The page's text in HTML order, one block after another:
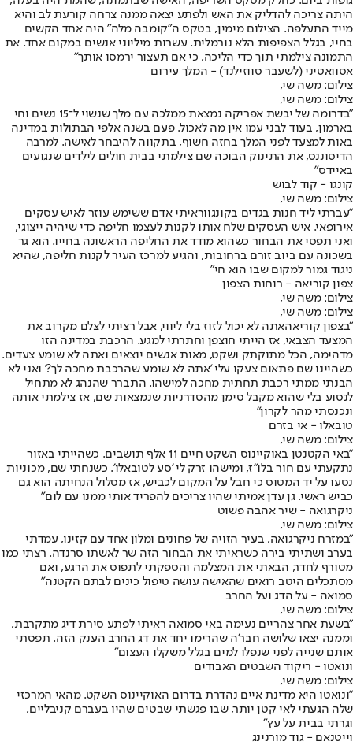
היתה צריכה להדליק את האש ולפתע יצאה ממנה צרחה קורעת לב והיא
מייד התעלפה. הצילום מימין, בטקס ה"קומבה מלה" היה אחד הקשים
בחיי, בגלל הצפיפות הלא נורמלית. עשרות מיליוני אנשים במקום אחד. את
התמונה צילמתי תוך כדי הליכה, כי אם תעצור ירמסו אותך"
אסוואטיני (לשעבר סווזילנד) - המלך עירום
צילום: משה שי,
צילום: משה שי,
"בדרומה של יבשת אפריקה נמצאת ממלכה עם מלך שנשוי ל־15 נשים וחי
בארמון, בעוד לבני עמו אין מה לאכול. פעם בשנה אלפי הבתולות במדינה
באות למצעד לפני המלך בחזה חשוף, בתקווה להיבחר לאישה. למרבה
הדיסוננס, את התינוק הבוכה שם צילמתי בבית חולים לילדים שנגועים
באיידס"
קונגו - קוד לבוש
צילום: משה שי,
"עברתי ליד חנות בגדים בקונגווראיתי אדם ששימש עוזר לאיש עסקים
אירופאי. איש העסקים שלח אותו לקנות לעצמו חליפה כדי שיהיה ייצוגי,
ואני תפסי את הבחור כשהוא מודד את החליפה הראשונה בחייו. הוא גר
בשכונה עם ביוב זורם ברחובות, והגיע למרכז העיר לקנות חליפה, שהיא
ניגוד גמור למקום שבו הוא חי"
צפון קוריאה - רוחות הצפון
צילום: משה שי,
צילום: משה שי,
"בצפון קוריאהאתה לא יכול לזוז בלי ליווי, אבל רציתי לצלם מקרוב את
המצעד הצבאי, אז הייתי חוצפן וחתרתי למגע. הרכבת במדינה הזו
מדהימה, הכל מתוקתק ושקט, מאות אנשים יוצאים ואתה לא שומע צעדים.
כשהיינו שם פתאום צעקו עלי 'אתה לא שומע שהרכבת מחכה לך?' ואני לא
הבנתי ממתי רכבת תחתית מחכה למישהו. התברר שהנהג לא מתחיל
לנסוע בלי שהוא מקבל סימן מהסדרניות שנמצאות שם, אז צילמתי אותה
ונכנסתי מהר לקרון"
טובאלו - אי בזרם
צילום: משה שי,
"באי הקטנטן באוקיינוס השקט חיים 11 אלף תושבים. כשהייתי באזור
נתקעתי עם חור בלו"ז, ומישהו זרק לי 'סע לטובאלו'. כשנחתי שם, מכוניות
נסעו על יד המטוס כי חבל על המקום לכביש, אז מסלול הנחיתה הוא גם
כביש ראשי. גן עדן אמיתי שהיו צריכים להפריד אותי ממנו עם לום"
ניקרגואה - שיר אהבה פשוט
צילום: משה שי,
"במזרח ניקרגואה, בעיר הזויה של פחונים ומלון אחד עם קזינו, עמדתי
בערב ושתיתי בירה כשראיתי את הבחור הזה שר לאשתו סרנדה. רצתי כמו
מטורף לחדר, הבאתי את המצלמה והספקתי לתפוס את הרגע, ואם
מסתכלים היטב רואים שהאישה עושה טיפול כינים לבתם הקטנה"
סמואה - על הדג ועל החרב
צילום: משה שי,
"בשעת אחר צהריים נעימה באי סמואה ראיתי לפתע סירת דיג מתקרבת,
וממנה יצאו שלושה חבר'ה שהרימו יחד את דג החרב הענק הזה. תפסתי
אותם שנייה לפני שנפלו למים בגלל משקלו העצום"
ונואטו - ריקוד השבטים האבודים
צילום: משה שי,
"ונואטו היא מדינת איים נהדרת בדרום האוקיינוס השקט. מהאי המרכזי
שלה הגעתי לאי קטן יותר, שבו פגשתי שבטים שהיו בעברם קניבליים,
וגרתי בבית על עץ"
וייטנאם - גוד מורנינג